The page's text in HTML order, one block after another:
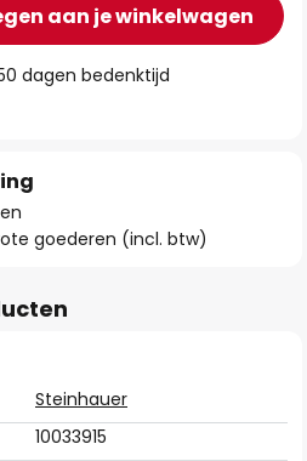
aan je winkelwagen
dagen bedenktijd
goederen (incl. btw)
Steinhauer
10033915